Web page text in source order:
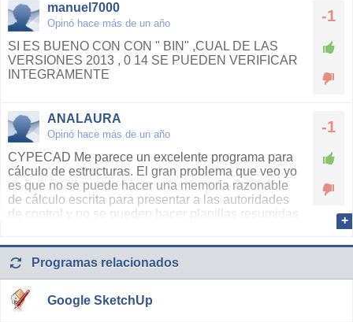
manuel7000
Opinó hace más de un año
SI ES BUENO CON CON " BIN" ,CUAL DE LAS
VERSIONES 2013 , 0 14 SE PUEDEN VERIFICAR
INTEGRAMENTE
-1
ANALAURA
Opinó hace más de un año
CYPECAD Me parece un excelente programa para
cálculo de estructuras. El gran problema que veo yo
es que no se puede hacer una memoria razonable
de cálculo escrita para presentar a las autoridades
de control y no se pueden hacer planillas resumidas
interpretación, tanto de vigas como de losas. Eso sí,
la parte gráfica que se puede obtener creo que es
excelente.
-1
Programas relacionados
Google SketchUp